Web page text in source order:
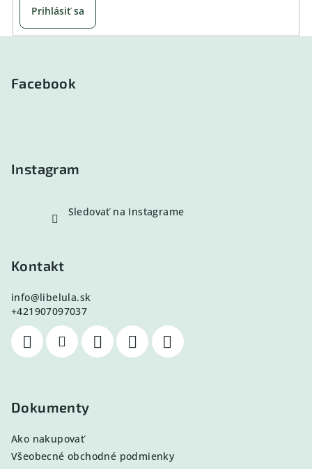
Prihlásiť sa
Facebook
Instagram
Sledovať na Instagrame
Kontakt
info@libelula.sk
+421907097037
Dokumenty
Ako nakupovať
Všeobecné obchodné podmienky